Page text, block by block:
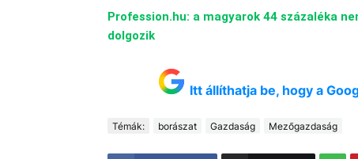
Profession.hu: a magyarok 44 százaléka
dolgozik
Itt állíthatja be, hogy a
Témák: borászat Gazdaság Mezőgazdaság